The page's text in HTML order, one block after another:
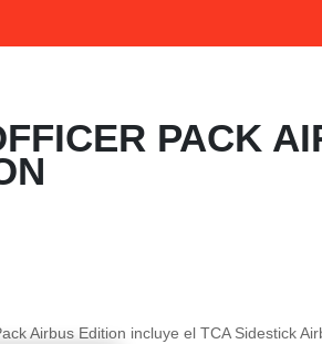
PACK
Airbus Edition incluye el TCA Sidestick